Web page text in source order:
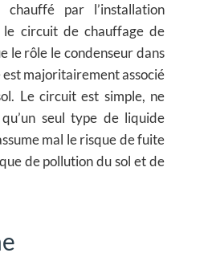
par l’installation
circuit de chauffage de
le rôle le condenseur dans
est majoritairement associé
Le circuit est simple, ne
seul type de liquide
mal le risque de fuite
de pollution du sol et de